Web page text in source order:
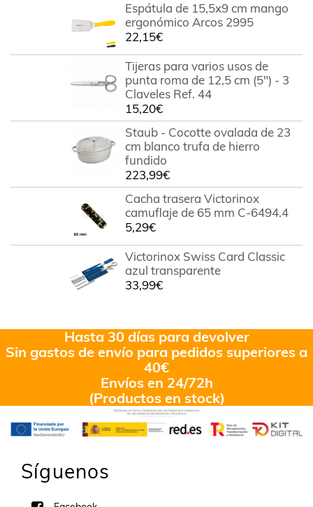
Espátula de 15,5x9 cm mango
ergonómico Arcos 2995
22,15€
Tijeras para varios usos de
punta roma de 12,5 cm (5") - 3
Claveles Ref. 44
15,20€
Staub - Cocotte ovalada de 23
cm blanco trufa de hierro
fundido
223,99€
Cacha trasera Victorinox
camuflaje de 65 mm C-6494.4
5,29€
Victorinox Swiss Card Classic
azul transparente
33,99€
Hasta 30 días para devolver
Sin gastos de envío para pedidos superiores a
40€
Envíos en 24/72h
(Productos en stock)
Síguenos